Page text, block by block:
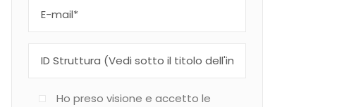
Ho preso visione e accetto le